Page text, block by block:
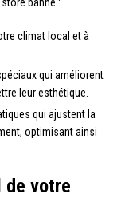
climat local et à
qui améliorent
leur esthétique.
qui ajustent la
optimisant ainsi
de votre